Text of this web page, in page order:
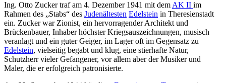
Ing. Otto Zucker traf am 4. Dezember 1941 mit demAK II im
Rahmen des „Stabs“ des Judenältesten Edelstein in Theresienstadt
ein. Zucker war Zionist, ein hervorragender Architekt und
Brückenbauer, Inhaber höchster Kriegsauszeichnungen, musisch
veranlagt und ein guter Geiger, im Lager oft im Gegensatz zu
Edelstein, vielseitig begabt und klug, eine stierhafte Natur,
Schutzherr vieler Gefangener, vor allem aber der Musiker und
Maler, die er erfolgreich patronisierte.